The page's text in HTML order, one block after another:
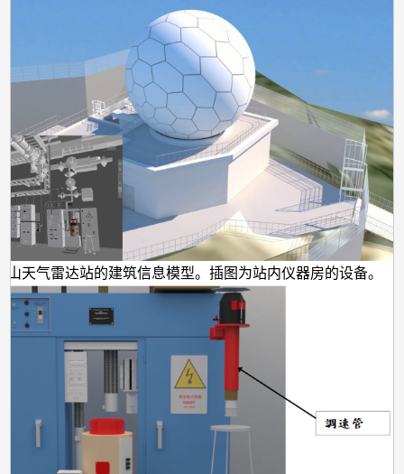
天气雷达站的建筑信息模型。插图为站内仪器房的设备。